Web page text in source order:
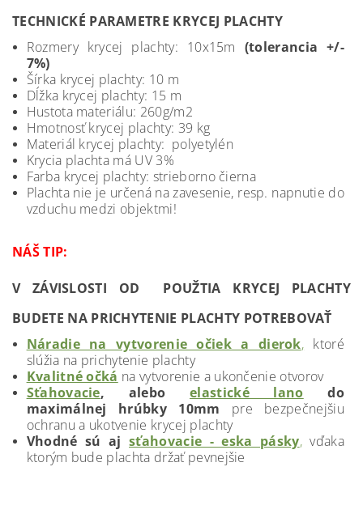
TECHNICKÉ PARAMETRE KRYCEJ PLACHTY
Rozmery krycej plachty: 10x15m (tolerancia +/-
7%)
Šírka krycej plachty: 10 m
Dĺžka krycej plachty: 15 m
Hustota materiálu: 260g/m2
Hmotnosť krycej plachty: 39 kg
Materiál krycej plachty: polyetylén
Krycia plachta má UV 3%
Farba krycej plachty: strieborno čierna
Plachta nie je určená na zavesenie, resp. napnutie do
vzduchu medzi objektmi!
NÁŠ TIP:
V ZÁVISLOSTI OD POUŽTIA KRYCEJ PLACHTY
BUDETE NA PRICHYTENIE PLACHTY POTREBOVAŤ
Náradie na vytvorenie očiek a dierok, ktoré
slúžia na prichytenie plachty
Kvalitné očká na vytvorenie a ukončenie otvorov
Sťahovacie, alebo elastické lano do
maximálnej hrúbky 10mm pre bezpečnejšiu
ochranu a ukotvenie krycej plachty
Vhodné sú ajsťahovacie - eska pásky,vďaka
ktorým bude plachta držať pevnejšie